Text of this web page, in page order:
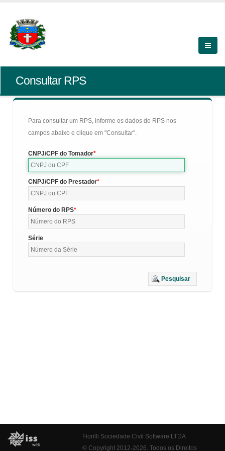
Consultar RPS
Para consultar um RPS, informe os dados do RPS nos
campos abaixo e clique em "Consultar".
CNPJ/CPF do Tomador
CNPJ/CPF do Prestador
Número do RPS
Série
Pesquisar
Fiorilli Sociedade Civil Software LTDA
© Copyright 2012-2026. Todos os Direitos